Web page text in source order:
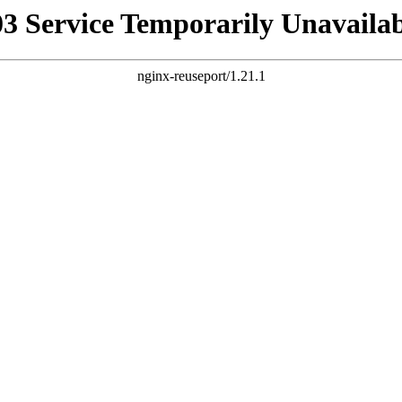
Service Temporarily
nginx-reuseport/1.21.1